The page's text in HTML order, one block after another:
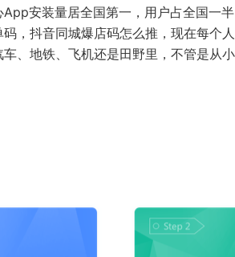
App安装量居全国第一，用户占全国一
，抖音同城爆店码怎么推，现在每个
、地铁、飞机还是田野里，不管是从